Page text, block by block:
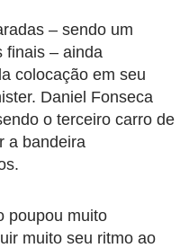
– sendo um
finais – ainda
colocação em seu
Daniel Fonseca
o terceiro carro de
a bandeira
poupou muito
muito seu ritmo ao